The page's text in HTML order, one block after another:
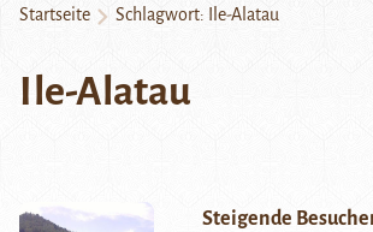
Startseite Schlagwort: Ile-Alatau
Ile-Alatau
Steigende